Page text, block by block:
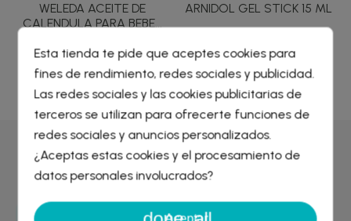
WELEDA ACEITE DE
CALENDULA PARA BEBE...
16,89 €
ARNIDOL GEL STICK 15 ML
6,57 €
Por qué comprar enFarmacia Liceo
Crear lista de deseos
Nombre de la lista de deseos
Iniciar sesión
Debe iniciar sesión para guardar productos en su lista de
deseos.
Cancelar Iniciar sesión
Esta tienda te pide que aceptes cookies para
fines de rendimiento, redes sociales y publicidad.
Las redes sociales y las cookies publicitarias de
terceros se utilizan para ofrecerte funciones de
redes sociales y anuncios personalizados.
¿Aceptas estas cookies y el procesamiento de
datos personales involucrados?